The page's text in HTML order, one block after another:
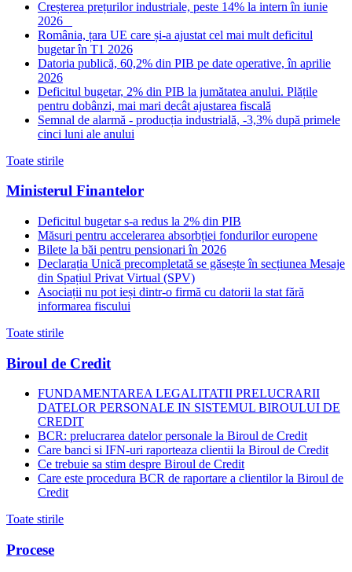
Creșterea prețurilor industriale, peste 14% la intern în iunie
2026
România, țara UE care și-a ajustat cel mai mult deficitul
bugetar în T1 2026
Datoria publică, 60,2% din PIB pe date operative, în aprilie
2026
Deficitul bugetar, 2% din PIB la jumătatea anului. Plățile
pentru dobânzi, mai mari decât ajustarea fiscală
Semnal de alarmă - producția industrială, -3,3% după primele
cinci luni ale anului
Toate stirile
Ministerul Finantelor
Deficitul bugetar s-a redus la 2% din PIB
Măsuri pentru accelerarea absorbției fondurilor europene
Bilete la băi pentru pensionari în 2026
Declarația Unică precompletată se găsește în secțiunea Mesaje
din Spațiul Privat Virtual (SPV)
Asociații nu pot ieși dintr-o firmă cu datorii la stat fără
informarea fiscului
Toate stirile
Biroul de Credit
FUNDAMENTAREA LEGALITATII PRELUCRARII
DATELOR PERSONALE IN SISTEMUL BIROULUI DE
CREDIT
BCR: prelucrarea datelor personale la Biroul de Credit
Care banci si IFN-uri raporteaza clientii la Biroul de Credit
Ce trebuie sa stim despre Biroul de Credit
Care este procedura BCR de raportare a clientilor la Biroul de
Credit
Toate stirile
Procese